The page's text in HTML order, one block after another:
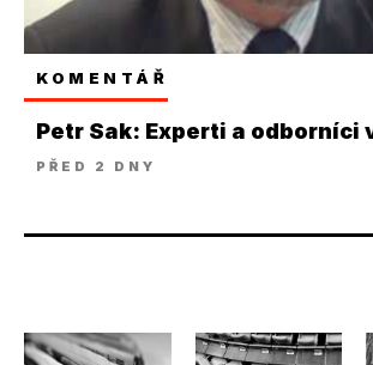
KOMENTÁŘ
Petr Sak: Experti a odborníci
PŘED 2 DNY